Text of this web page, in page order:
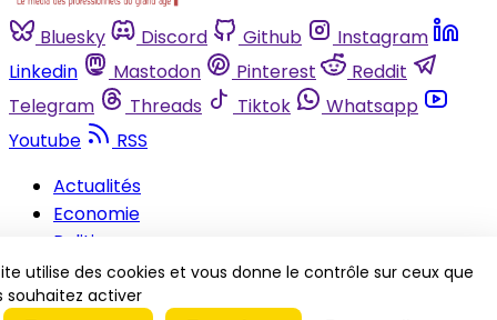
Bluesky Discord Github
Instagram
Linkedin
Mastodon Pinterest
Reddit
Telegram
Threads Tiktok
Whatsapp
Youtube
RSS
Actualités
Economie
Politique
Juridique
Soin/Hygiène
utilise des cookies et vous donne le contrôle sur ceux que
souhaitez activer